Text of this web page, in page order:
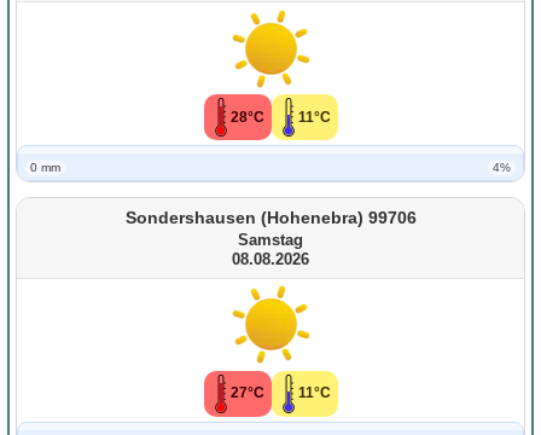
28°C 11°C
0 mm 4%
Sondershausen (Hohenebra) 99706
Samstag
08.08.2026
27°C 11°C